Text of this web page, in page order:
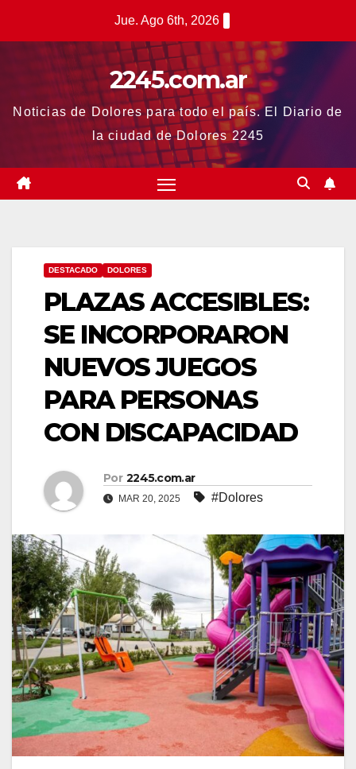
Jue. Ago 6th, 2026
2245.com.ar
Noticias de Dolores para todo el país. El Diario de
la ciudad de Dolores 2245
DESTACADO DOLORES
PLAZAS ACCESIBLES:
SE INCORPORARON
NUEVOS JUEGOS
PARA PERSONAS
CON DISCAPACIDAD
Por 2245.com.ar
MAR 20, 2025 #Dolores